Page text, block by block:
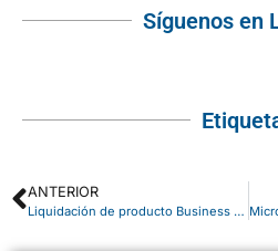
Síguenos en
ANTERIOR
Liquidación de producto Business Central: gestión y movimientos